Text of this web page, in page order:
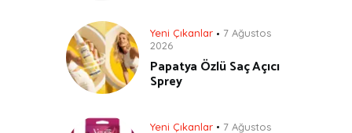
Yeni Çıkanlar
7 Ağustos
2026
Papatya Özlü Saç Açıcı
Sprey
Yeni Çıkanlar
7 Ağustos